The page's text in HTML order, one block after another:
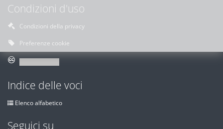
Condizioni d'uso
Condizioni della privacy
Preferenze cookie
Indice delle voci
Elenco alfabetico
Seguici su